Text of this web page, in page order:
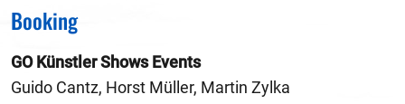
Booking
GO Künstler Shows Events
Guido Cantz, Horst Müller, Martin Zylka